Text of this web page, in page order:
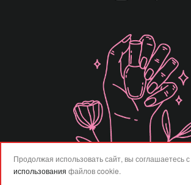
Продолжая использовать сайт, вы соглашаетесь с
использования файлов cookie.